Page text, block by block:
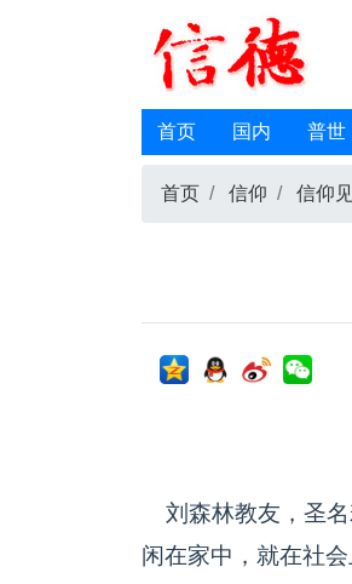
首页 国内 普世
首页 信仰 信仰
刘森林教友，圣名
闲在家中，就在社